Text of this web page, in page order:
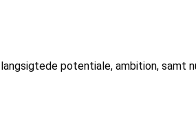
potentiale, ambition, samt